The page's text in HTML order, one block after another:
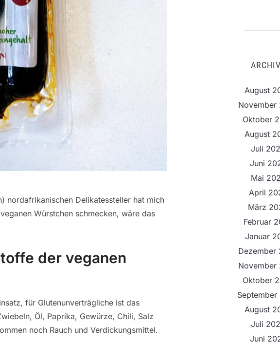
nordafrikanischen Delikatessteller hat mich
Würstchen schmecken, wäre das
der veganen
für Glutenunverträgliche ist das
Öl, Paprika, Gewürze, Chili, Salz
noch Rauch und Verdickungsmittel.
August
November
Oktober
August
Juli
Juni
Mai
April
März
Februar
Januar
Dezember
November
Oktober
September
August
Juli
Juni